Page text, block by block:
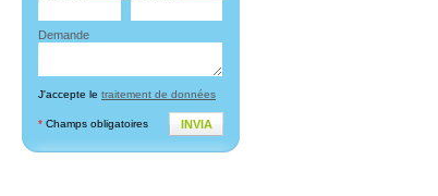
Demande
J'accepte le traitement de données
INVIA
* Champs obligatoires